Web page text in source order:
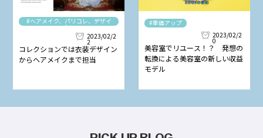
#ヘアメイク、パリコレ、デザイ
ナー
2023/02/2
2
コレクションでは衣装デザイン
からヘアメイクまで担当
#単価アップ
2023/02/2
0
美容室でリユース！？ 発想の
転換による美容室の新しい収益
モデル